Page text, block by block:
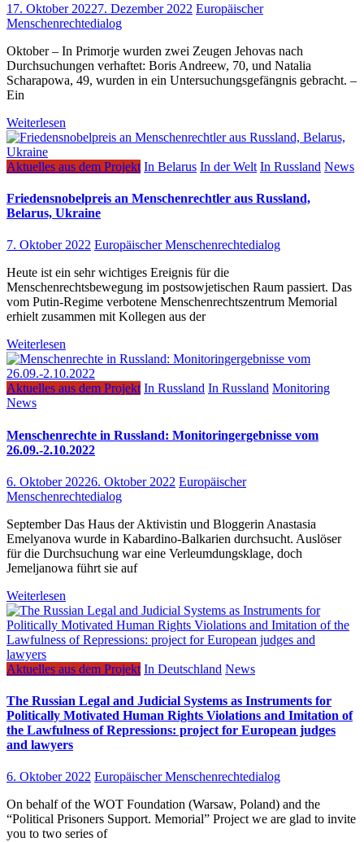
17. Oktober 20227. Dezember 2022 Europäischer
Menschenrechtedialog
Oktober – In Primorje wurden zwei Zeugen Jehovas nach
Durchsuchungen verhaftet: Boris Andreew, 70, und Natalia
Scharapowa, 49, wurden in ein Untersuchungsgefängnis gebracht. –
Ein
Weiterlesen
Aktuelles aus dem Projekt In Belarus In der Welt In Russland News
Friedensnobelpreis an Menschenrechtler aus Russland,
Belarus, Ukraine
7. Oktober 2022 Europäischer Menschenrechtedialog
Heute ist ein sehr wichtiges Ereignis für die
Menschenrechtsbewegung im postsowjetischen Raum passiert. Das
vom Putin-Regime verbotene Menschenrechtszentrum Memorial
erhielt zusammen mit Kollegen aus der
Weiterlesen
Aktuelles aus dem Projekt In Russland In Russland Monitoring
News
Menschenrechte in Russland: Monitoringergebnisse vom
26.09.-2.10.2022
6. Oktober 20226. Oktober 2022 Europäischer
Menschenrechtedialog
September Das Haus der Aktivistin und Bloggerin Anastasia
Emelyanova wurde in Kabardino-Balkarien durchsucht. Auslöser
für die Durchsuchung war eine Verleumdungsklage, doch
Jemeljanowa führt sie auf
Weiterlesen
Aktuelles aus dem Projekt In Deutschland News
The Russian Legal and Judicial Systems as Instruments for
Politically Motivated Human Rights Violations and Imitation of
the Lawfulness of Repressions: project for European judges
and lawyers
6. Oktober 2022 Europäischer Menschenrechtedialog
On behalf of the WOT Foundation (Warsaw, Poland) and the
“Political Prisoners Support. Memorial” Project we are glad to invite
you to two series of